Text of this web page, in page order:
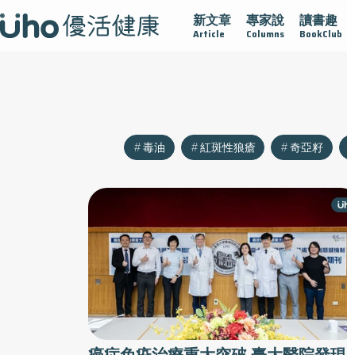
新文章
Article
專家說
Columns
讀書趣
BookClub
黏 守護腺在 疫情保衛戰 再生醫學 愛的未來視
毒油 紅斑性狼瘡 奇亞籽